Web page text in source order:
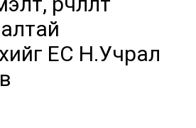
ЕС Н.Учрал